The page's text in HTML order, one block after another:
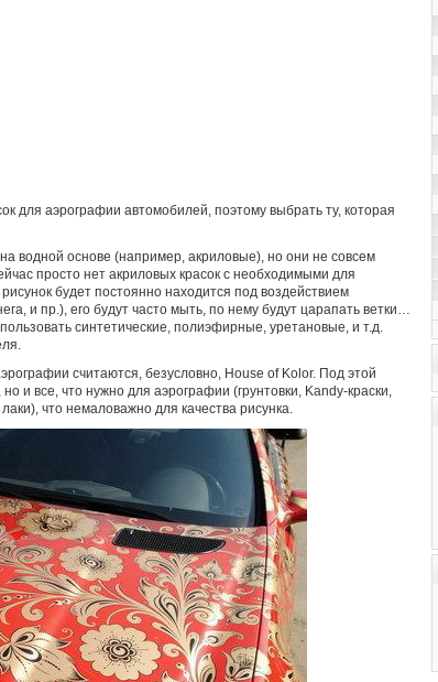
для аэрографии автомобилей, поэтому выбрать ту, которая
водной основе (например, акриловые), но они не совсем
просто нет акриловых красок с необходимыми для
будет постоянно находится под воздействием
и пр.), его будут часто мыть, по нему будут царапать ветки…
синтетические, полиэфирные, уретановые, и т.д.
считаются, безусловно, House of Kolor. Под этой
и все, что нужно для аэрографии (грунтовки, Kandy-краски,
что немаловажно для качества рисунка.